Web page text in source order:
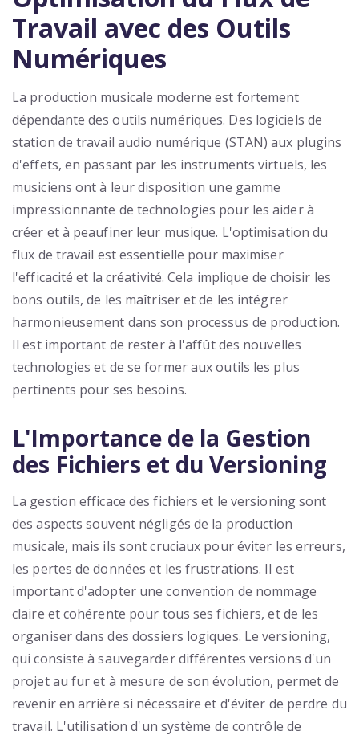
Travail avec des Outils
Numériques
La production musicale moderne est fortement
dépendante des outils numériques. Des logiciels de
station de travail audio numérique (STAN) aux plugins
d'effets, en passant par les instruments virtuels, les
musiciens ont à leur disposition une gamme
impressionnante de technologies pour les aider à
créer et à peaufiner leur musique. L'optimisation du
flux de travail est essentielle pour maximiser
l'efficacité et la créativité. Cela implique de choisir les
bons outils, de les maîtriser et de les intégrer
harmonieusement dans son processus de production.
Il est important de rester à l'affût des nouvelles
technologies et de se former aux outils les plus
pertinents pour ses besoins.
L'Importance de la Gestion
des Fichiers et du Versioning
La gestion efficace des fichiers et le versioning sont
des aspects souvent négligés de la production
musicale, mais ils sont cruciaux pour éviter les erreurs,
les pertes de données et les frustrations. Il est
important d'adopter une convention de nommage
claire et cohérente pour tous ses fichiers, et de les
organiser dans des dossiers logiques. Le versioning,
qui consiste à sauvegarder différentes versions d'un
projet au fur et à mesure de son évolution, permet de
revenir en arrière si nécessaire et d'éviter de perdre du
travail. L'utilisation d'un système de contrôle de